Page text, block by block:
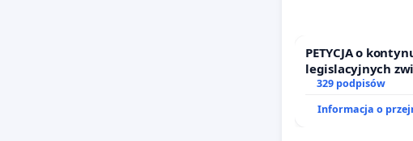
PETYCJA o
legislacyjnych
prawa rodzinnego
329 podpisów
Informacja o